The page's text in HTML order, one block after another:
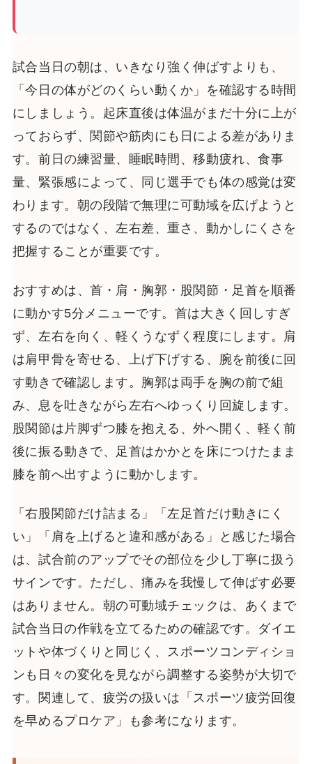
試合当日の朝は、いきなり強く伸ばすよりも、
「今日の体がどのくらい動くか」を確認する時間
にしましょう。起床直後は体温がまだ十分に上が
っておらず、関節や筋肉にも日による差がありま
す。前日の練習量、睡眠時間、移動疲れ、食事
量、緊張感によって、同じ選手でも体の感覚は変
わります。朝の段階で無理に可動域を広げようと
するのではなく、左右差、重さ、動かしにくさを
把握することが重要です。
おすすめは、首・肩・胸郭・股関節・足首を順番
に動かす5分メニューです。首は大きく回しすぎ
ず、左右を向く、軽くうなずく程度にします。肩
は肩甲骨を寄せる、上げ下げする、腕を前後に回
す動きで確認します。胸郭は両手を胸の前で組
み、息を吐きながら左右へゆっくり回旋します。
股関節は片脚ずつ膝を抱える、外へ開く、軽く前
後に振る動きで、足首はかかとを床につけたまま
膝を前へ出すように動かします。
「右股関節だけ詰まる」「左足首だけ動きにく
い」「肩を上げると違和感がある」と感じた場合
は、試合前のアップでその部位を少し丁寧に扱う
サインです。ただし、痛みを我慢して伸ばす必要
はありません。朝の可動域チェックは、あくまで
試合当日の作戦を立てるための確認です。ダイエ
ットや体づくりと同じく、スポーツコンディショ
ンも日々の変化を見ながら調整する姿勢が大切で
す。関連して、疲労の扱いは「スポーツ疲労回復
を早めるプロケア」も参考になります。